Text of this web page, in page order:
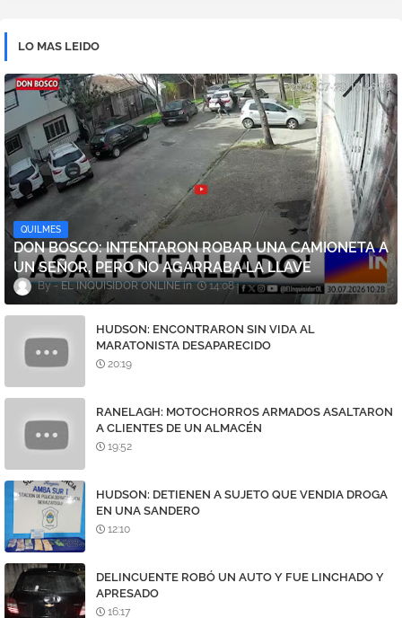
LO MAS LEIDO
QUILMES
DON BOSCO: INTENTARON ROBAR UNA CAMIONETA A
UN SEÑOR, PERO NO AGARRABA LA LLAVE
EL INQUISIDOR ONLINE 14:08
HUDSON: ENCONTRARON SIN VIDA AL
MARATONISTA DESAPARECIDO
20:19
RANELAGH: MOTOCHORROS ARMADOS ASALTARON
A CLIENTES DE UN ALMACÉN
19:52
HUDSON: DETIENEN A SUJETO QUE VENDIA DROGA
EN UNA SANDERO
12:10
DELINCUENTE ROBÓ UN AUTO Y FUE LINCHADO Y
APRESADO
16:17